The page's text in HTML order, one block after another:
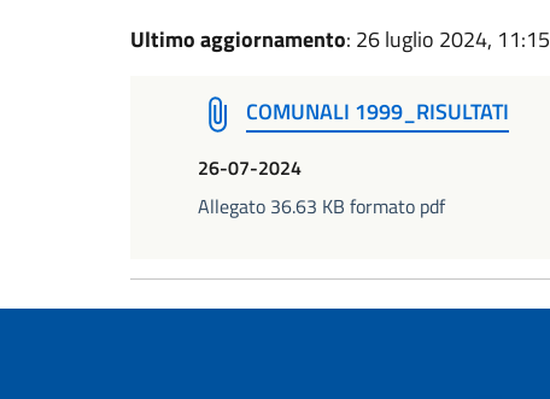
Ultimo aggiornamento: 26 luglio 2024, 11:15
COMUNALI 1999_RISULTATI
26-07-2024
Allegato 36.63 KB formato pdf